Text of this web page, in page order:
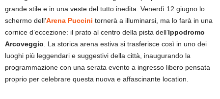
grande stile e in una veste del tutto inedita. Venerdì 12 giugno lo
schermo dell’Arena Puccini tornerà a illuminarsi, ma lo farà in una
cornice d’eccezione: il prato al centro della pista dell’Ippodromo
Arcoveggio. La storica arena estiva si trasferisce così in uno dei
luoghi più leggendari e suggestivi della città, inaugurando la
programmazione con una serata evento a ingresso libero pensata
proprio per celebrare questa nuova e affascinante location.